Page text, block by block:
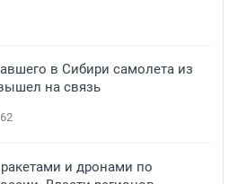
в Сибири самолета из
на связь
62
и дронами по